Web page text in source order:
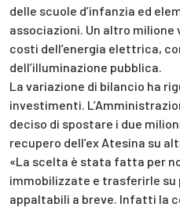
delle scuole d’infanzia ed
associazioni. Un altro milione
costi dell’energia elettrica,
dell’illuminazione pubblica.
La variazione di bilancio ha
investimenti.
deciso di spostare i due
recupero dell’ex Atesina su
«La scelta è stata fatta per
immobilizzate e trasferirle su
appaltabili a breve. Infatti la